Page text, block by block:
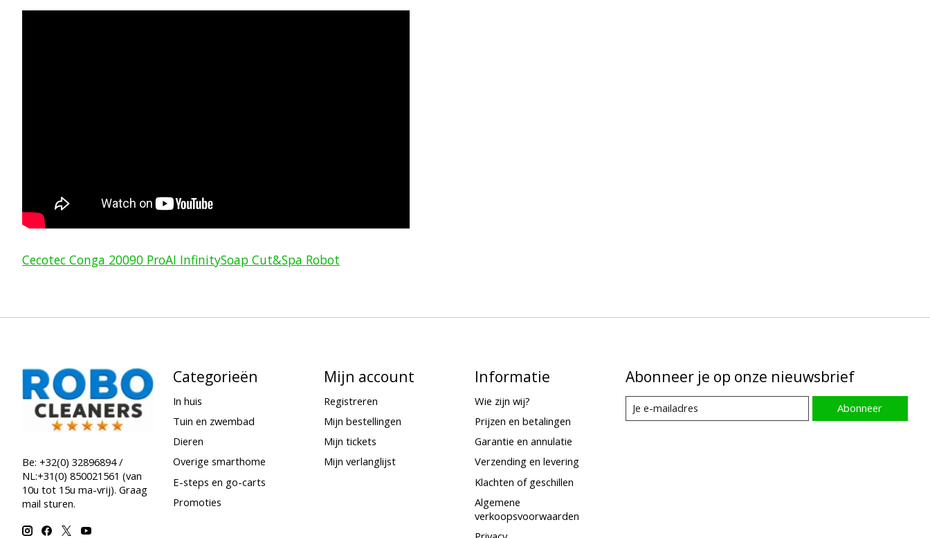
Cecotec Conga 20090 ProAI InfinitySoap Cut&Spa Robot
Be: +32(0) 32896894 /
NL:+31(0) 850021561 (van
10u tot 15u ma-vrij). Graag
mail sturen.
Categorieën
In huis
Tuin en zwembad
Dieren
Overige smarthome
E-steps en go-carts
Promoties
Mijn account
Registreren
Mijn bestellingen
Mijn tickets
Mijn verlanglijst
Informatie
Wie zijn wij?
Prijzen en betalingen
Garantie en annulatie
Verzending en levering
Klachten of geschillen
Algemene
verkoopsvoorwaarden
Abonneer je op onze nieuwsbrief
Abonneer